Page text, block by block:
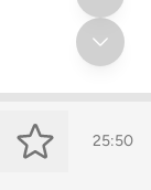
25:50